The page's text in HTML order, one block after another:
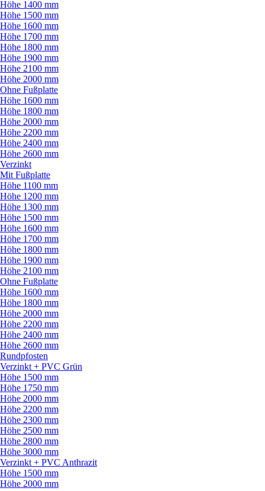
Höhe 1400 mm
Höhe 1500 mm
Höhe 1600 mm
Höhe 1700 mm
Höhe 1800 mm
Höhe 1900 mm
Höhe 2100 mm
Höhe 2000 mm
Ohne Fußplatte
Höhe 1600 mm
Höhe 1800 mm
Höhe 2000 mm
Höhe 2200 mm
Höhe 2400 mm
Höhe 2600 mm
Verzinkt
Mit Fußplatte
Höhe 1100 mm
Höhe 1200 mm
Höhe 1300 mm
Höhe 1500 mm
Höhe 1600 mm
Höhe 1700 mm
Höhe 1800 mm
Höhe 1900 mm
Höhe 2100 mm
Ohne Fußplatte
Höhe 1600 mm
Höhe 1800 mm
Höhe 2000 mm
Höhe 2200 mm
Höhe 2400 mm
Höhe 2600 mm
Rundpfosten
Verzinkt + PVC Grün
Höhe 1500 mm
Höhe 1750 mm
Höhe 2000 mm
Höhe 2200 mm
Höhe 2300 mm
Höhe 2500 mm
Höhe 2800 mm
Höhe 3000 mm
Verzinkt + PVC Anthrazit
Höhe 1500 mm
Höhe 2000 mm